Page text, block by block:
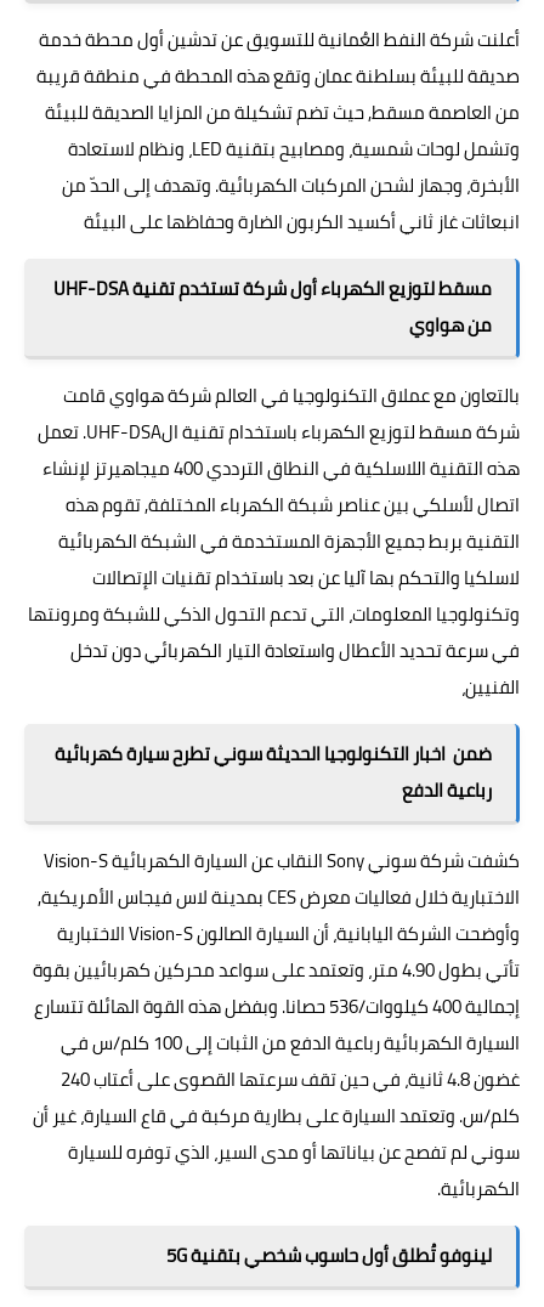
أعلنت شركة النفط العُمانية للتسويق عن تدشين أول محطة خدمة
صديقة للبيئة بسلطنة عمان وتقع هذه المحطة في منطقة قريبة
من العاصمة مسقط, حيث تضم تشكيلة من المزايا الصديقة للبيئة
وتشمل لوحات شمسية، ومصابيح بتقنية LED، ونظام لاستعادة
الأبخرة، وجهاز لشحن المركبات الكهربائية. وتهدف إلى الحدّ من
انبعاثات غاز ثاني أكسيد الكربون الضارة وحفاظها على البيئة
مسقط لتوزيع الكهرباء أول شركة تستخدم تقنية UHF-DSA
من هواوي
بالتعاون مع عملاق التكنولوجيا في العالم شركة هواوي قامت
شركة مسقط لتوزيع الكهرباء باستخدام تقنية الUHF-DSA. تعمل
هذه التقنية اللاسلكية في النطاق الترددي 400 ميجاهيرتز لإنشاء
اتصال لأسلكي بين عناصر شبكة الكهرباء المختلفة, تقوم هذه
التقنية بربط جميع الأجهزة المستخدمة في الشبكة الكهربائية
لاسلكيا والتحكم بها آليا عن بعد باستخدام تقنيات الإتصالات
وتكنولوجيا المعلومات، التي تدعم التحول الذكي للشبكة ومرونتها
في سرعة تحديد الأعطال واستعادة التيار الكهربائي دون تدخل
الفنيين،
ضمن اخبار التكنولوجيا الحديثة سوني تطرح سيارة كهربائية
رباعية الدفع
كشفت شركة سوني Sony النقاب عن السيارة الكهربائية Vision-S
الاختبارية خلال فعاليات معرض CES بمدينة لاس فيجاس الأمريكية,
وأوضحت الشركة اليابانية، أن السيارة الصالون Vision-S الاختبارية
تأتي بطول 4.90 متر، وتعتمد على سواعد محركين كهربائيين بقوة
إجمالية 400 كيلووات/536 حصانا. وبفضل هذه القوة الهائلة تتسارع
السيارة الكهربائية
رباعية الدفع من الثبات إلى 100 كلم/س في
غضون 4.8 ثانية، في حين تقف سرعتها القصوى على أعتاب 240
كلم/س. وتعتمد السيارة على بطارية مركبة في قاع السيارة، غير أن
سوني لم تفصح عن بياناتها أو مدى السير، الذي توفره للسيارة
الكهربائية.
لينوفو تُطلق أول حاسوب شخصي بتقنية 5G